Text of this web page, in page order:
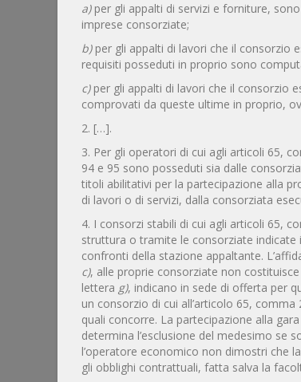
a)per gli appalti di servizi e forniture,
imprese consorziate;
b)per gli appalti di lavori che il consorzio
requisiti posseduti in proprio sono
c)per gli appalti di lavori che il consorzio
comprovati da queste ultime in proprio,
2. […].
3. Per gli operatori di cui agli articoli 65,
94 e 95 sono posseduti sia dalle
titoli abilitativi per la partecipazione alla
di lavori o di servizi, dalla consorziata
4. I consorzi stabili di cui agli articoli 65,
struttura o tramite le consorziate indicate
confronti della stazione appaltante.
c), alle proprie consorziate non
lettera g), indicano in sede di offerta per
un consorzio di cui all’articolo 65, comma
quali concorre. La partecipazione alla
determina l’esclusione del medesimo se
l’operatore economico non dimostri che
gli obblighi contrattuali, fatta salva la